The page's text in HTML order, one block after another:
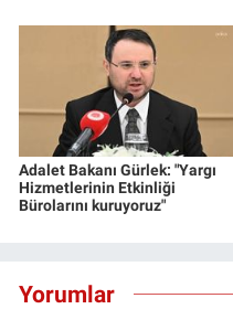
Adalet Bakanı Gürlek: "Yargı
Hizmetlerinin Etkinliği
Bürolarını kuruyoruz"
Yorumlar